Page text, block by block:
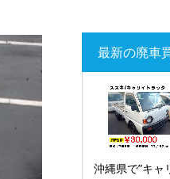
最新の廃車
沖縄県で”キャ